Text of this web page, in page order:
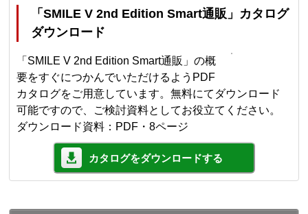
「SMILE V 2nd Edition Smart通販」カタログ
ダウンロード
「SMILE V 2nd Edition Smart通販」の概
要をすぐにつかんでいただけるようPDF
カタログをご用意しています。無料にてダウンロード
可能ですので、ご検討資料としてお役立てください。
ダウンロード資料：PDF・8ページ
カタログをダウンロードする